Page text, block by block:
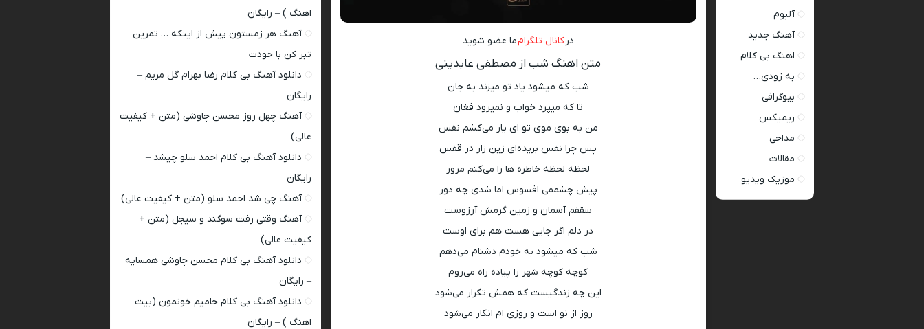
درکانال تلگرامما عضو شوید
متن اهنگ شب از مصطفی عابدینی
شب که میشود یاد تو میزند به جان
تا که میپرد خواب و نمیرود فغان
من به بوی موی تو ای یار می‌کشم نفس
پس چرا نفس بریده‌ای زین زار در قفس
لحظه لحظه خاطره ها را می‌کنم مرور
پیش چشممی افسوس اما شدی چه دور
سقفم آسمان و زمین گرمش آرزوست
در دلم اگر جایی هست هم برای اوست
شب که میشود به خودم دشنام می‌دهم
کوچه کوچه‌ شهر را پیاده راه می‌روم
این چه زندگیست که همش تکرار می‌شود
روز از نو است و روزی ام انکار می‌شود
آلبوم
آهنگ جدید
اهنگ بی کلام
به زودی…
بیوگرافی
ریمیکس
مداحی
مقالات
موزیک ویدیو
اهنگ ) – رایگان
آهنگ هر زمستون پیش از اینکه … تمرین
تبر کن با خودت
دانلود آهنگ بی کلام رضا بهرام گل مریم –
رایگان
آهنگ چهل روز محسن چاوشی (متن + کیفیت
عالی)
دانلود آهنگ بی کلام احمد سلو چیشد –
رایگان
آهنگ چی شد احمد سلو (متن + کیفیت عالی)
آهنگ وقتی رفت سوگند و سیجل (متن +
کیفیت عالی)
دانلود آهنگ بی کلام محسن چاوشی همسایه
– رایگان
دانلود آهنگ بی کلام حامیم خونمون (بیت
اهنگ ) – رایگان